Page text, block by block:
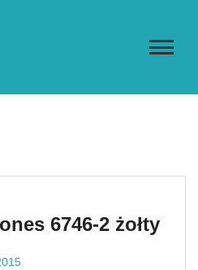
6746-2 żołty